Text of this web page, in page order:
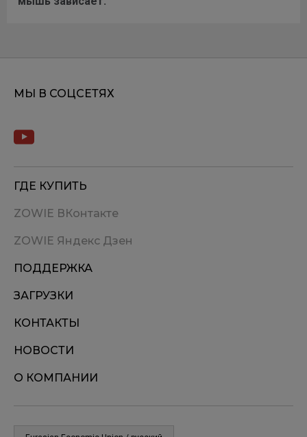
МЫ В СОЦСЕТЯХ
ГДЕ КУПИТЬ
ZOWIE ВКонтакте
ZOWIE Яндекс Дзен
ПОДДЕРЖКА
ЗАГРУЗКИ
КОНТАКТЫ
НОВОСТИ
О КОМПАНИИ